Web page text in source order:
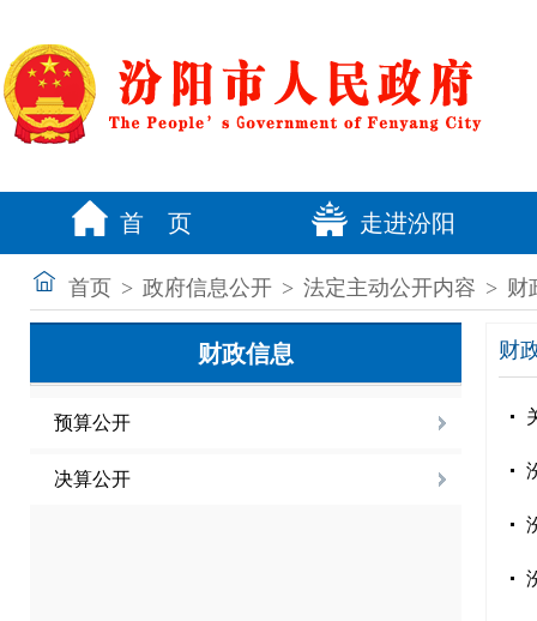
首 页 走进汾阳
首页 > 政府信息公开 > 法定主动公开内容 > 财
财政信息
预算公开
决算公开
财